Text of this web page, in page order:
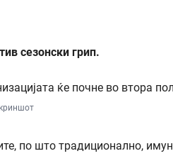
сезонски грип.
по што традиционално,